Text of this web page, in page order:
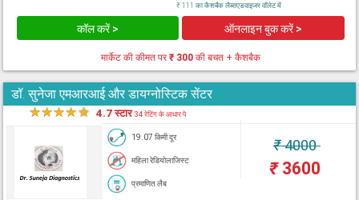
₹ 111 का कैशबैक लैब्सएडवाइजर वॉलेट में
कॉल करें > ऑनलाइन बुक करें >
मार्केट की कीमत पर₹ 300की बचत + कैशबैक
डॉ. सुनेजा एमआरआई और डायग्नोस्टिक सेंटर
★★★★★ 4.7 स्टार34 रेटिंग के आधार पे
19.07 किमी दूर
महिला रेडियोलाजिस्ट
प्रमाणित लैब
₹4000
₹3600